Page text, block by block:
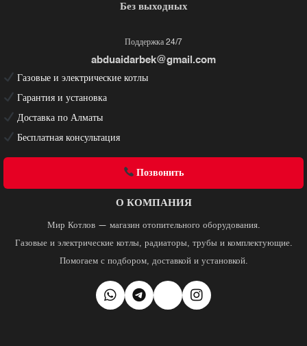
Без выходных
Поддержка 24/7
abduaidarbek@gmail.com
Газовые и электрические котлы
Гарантия и установка
Доставка по Алматы
Бесплатная консультация
Позвонить
О КОМПАНИЯ
Мир Котлов — магазин отопительного оборудования.
Газовые и электрические котлы, радиаторы, трубы и комплектующие.
Помогаем с подбором, доставкой и установкой.